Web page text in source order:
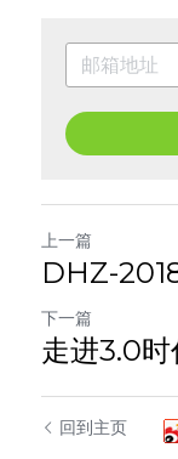
上一篇
DHZ-
下一篇
走进3.0
回到主页